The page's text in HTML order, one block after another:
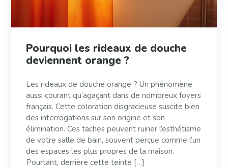
Pourquoi les rideaux de douche
deviennent orange ?
Les rideaux de douche orange ? Un phénomène
aussi courant qu’agaçant dans de nombreux foyers
français. Cette coloration disgracieuse suscite bien
des interrogations sur son origine et son
élimination. Ces taches peuvent ruiner l’esthétisme
de votre salle de bain, souvent perçue comme l’un
des espaces les plus propres de la maison.
Pourtant, derrière cette teinte […]